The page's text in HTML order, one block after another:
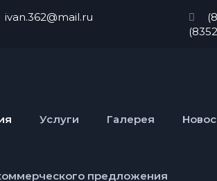
ivan.362@mail.ru
Услуги Галерея
предложения